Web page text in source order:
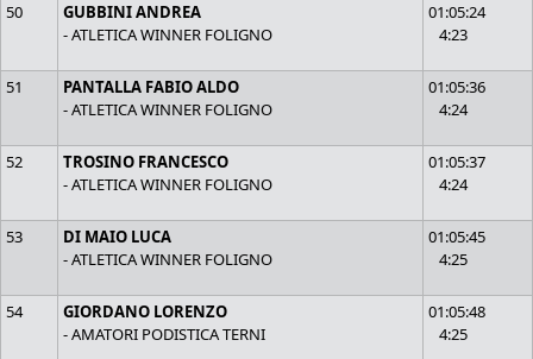
50
GUBBINI ANDREA
- ATLETICA WINNER FOLIGNO
01:05:24
4:23
51
PANTALLA FABIO ALDO
- ATLETICA WINNER FOLIGNO
01:05:36
4:24
52
TROSINO FRANCESCO
- ATLETICA WINNER FOLIGNO
01:05:37
4:24
53
DI MAIO LUCA
- ATLETICA WINNER FOLIGNO
01:05:45
4:25
54
GIORDANO LORENZO
- AMATORI PODISTICA TERNI
01:05:48
4:25